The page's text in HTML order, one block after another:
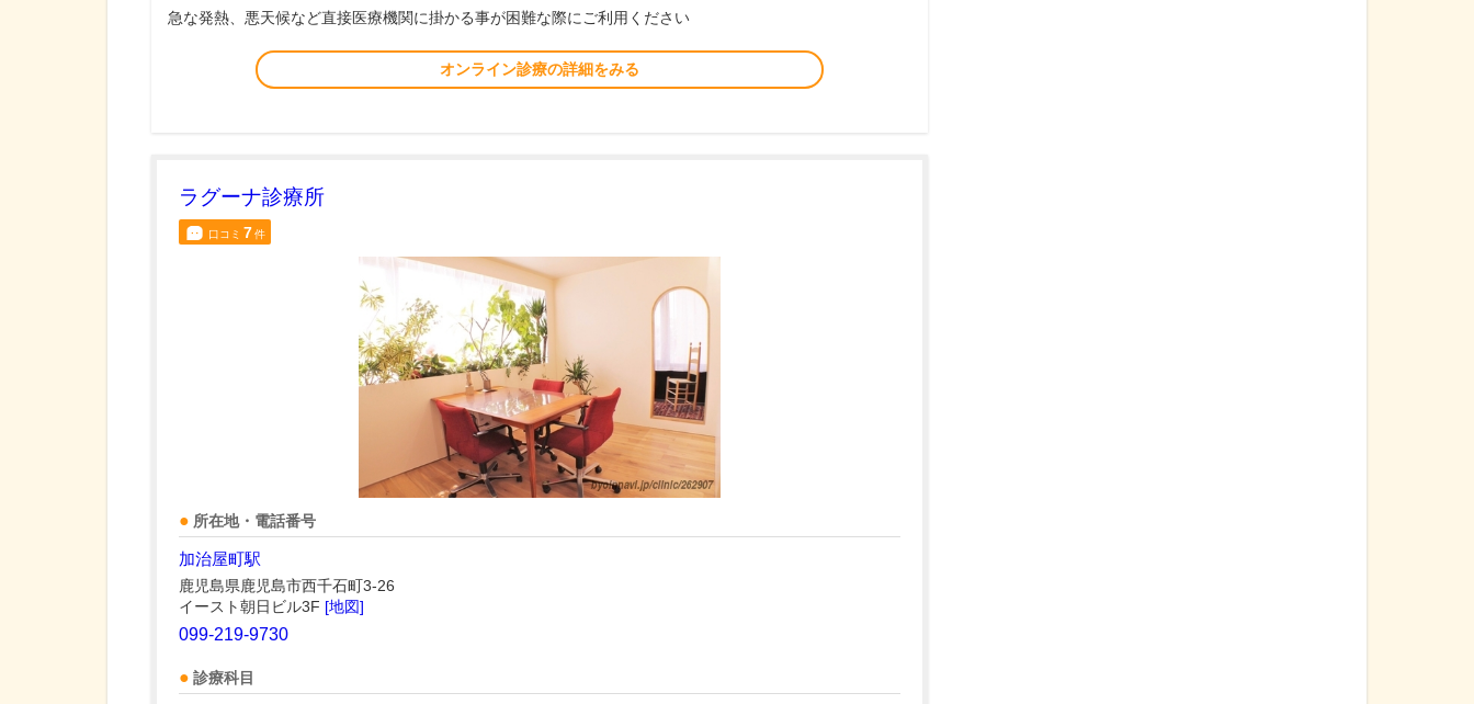
急な発熱、悪天候など直接医療機関に掛かる事が困難な際にご利用ください
オンライン診療の詳細をみる
ラグーナ診療所
口コミ 7件
所在地・電話番号
加治屋町駅
鹿児島県鹿児島市西千石町3-26
イースト朝日ビル3F [地図]
099-219-9730
診療科目